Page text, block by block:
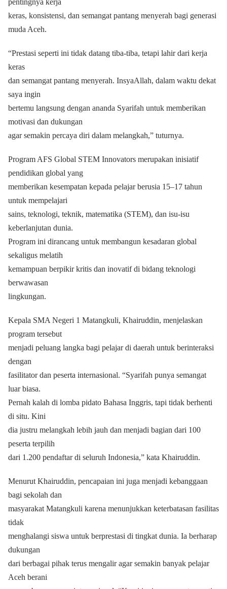
pentingnya kerja
keras, konsistensi, dan semangat pantang menyerah bagi generasi
muda Aceh.
“Prestasi seperti ini tidak datang tiba-tiba, tetapi lahir dari kerja
keras
dan semangat pantang menyerah. InsyaAllah, dalam waktu dekat
saya ingin
bertemu langsung dengan ananda Syarifah untuk memberikan
motivasi dan dukungan
agar semakin percaya diri dalam melangkah,” tuturnya.
Program AFS Global STEM Innovators merupakan inisiatif
pendidikan global yang
memberikan kesempatan kepada pelajar berusia 15–17 tahun
untuk mempelajari
sains, teknologi, teknik, matematika (STEM), dan isu-isu
keberlanjutan dunia.
Program ini dirancang untuk membangun kesadaran global
sekaligus melatih
kemampuan berpikir kritis dan inovatif di bidang teknologi
berwawasan
lingkungan.
Kepala SMA Negeri 1 Matangkuli, Khairuddin, menjelaskan
program tersebut
menjadi peluang langka bagi pelajar di daerah untuk berinteraksi
dengan
fasilitator dan peserta internasional. “Syarifah punya semangat
luar biasa.
Pernah kalah di lomba pidato Bahasa Inggris, tapi tidak berhenti
di situ. Kini
dia justru melangkah lebih jauh dan menjadi bagian dari 100
peserta terpilih
dari 1.200 pendaftar di seluruh Indonesia,” kata Khairuddin.
Menurut Khairuddin, pencapaian ini juga menjadi kebanggaan
bagi sekolah dan
masyarakat Matangkuli karena menunjukkan keterbatasan fasilitas
tidak
menghalangi siswa untuk berprestasi di tingkat dunia. Ia berharap
dukungan
dari berbagai pihak terus mengalir agar semakin banyak pelajar
Aceh berani